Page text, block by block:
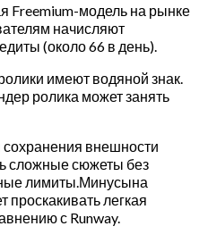
Freemium-модель на рынке
начисляют
(около 66 в день).
имеют водяной знак.
ролика может занять
внешности
сложные сюжеты без
лимиты.Минусына
проскакивать легкая
с Runway.